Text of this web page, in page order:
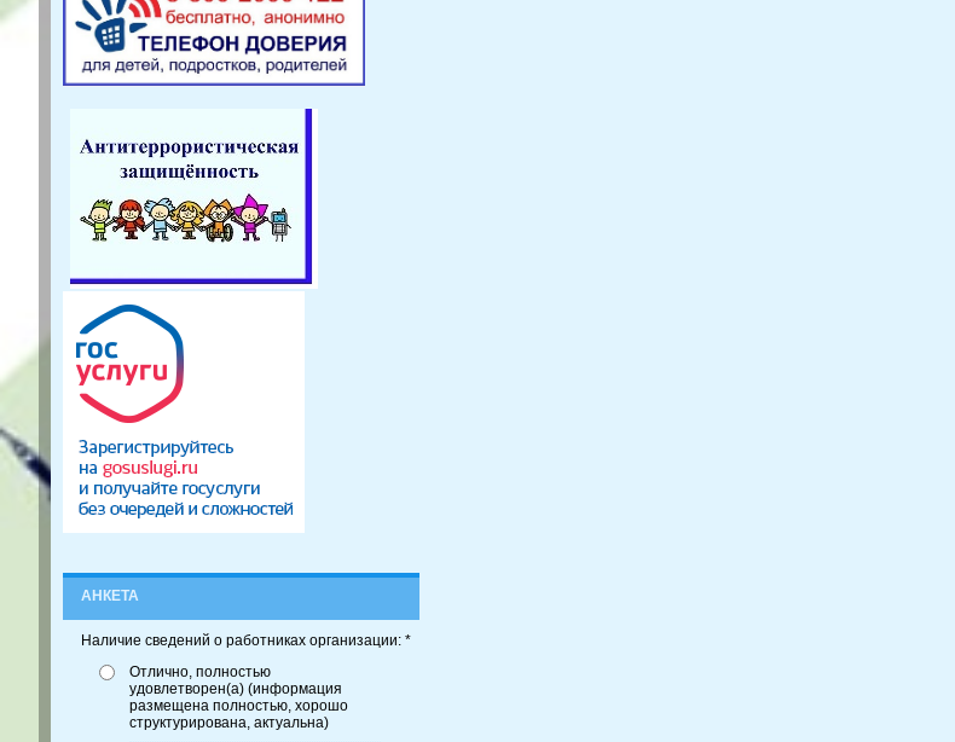
АНКЕТА
Наличие сведений о работниках организации: *
Отлично, полностью
удовлетворен(а) (информация
размещена полностью, хорошо
структурирована, актуальна)